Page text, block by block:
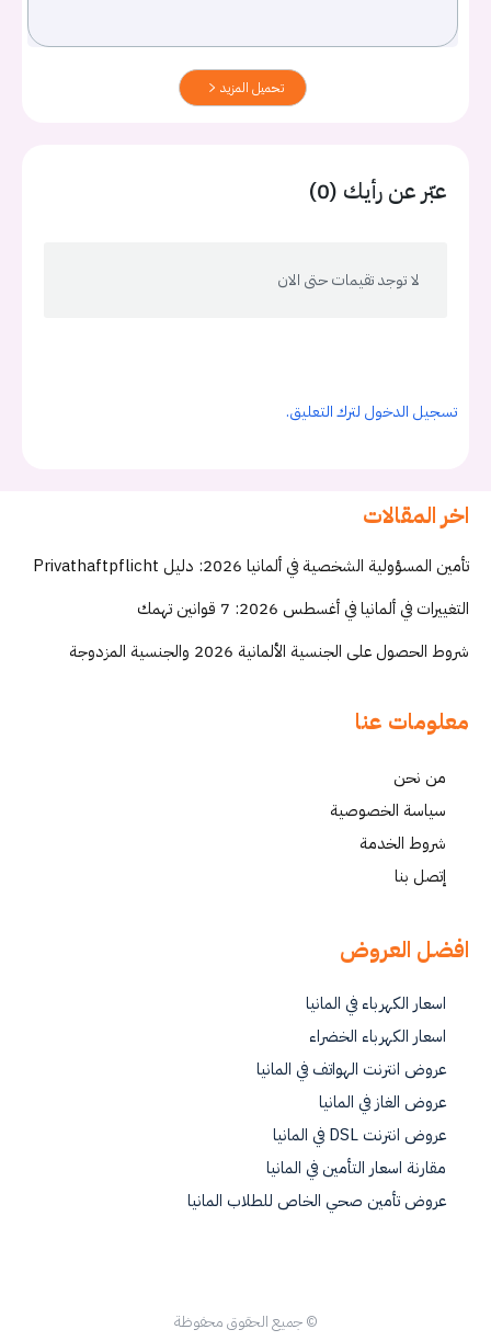
تحميل المزيد
عبّر عن رأيك (0)
لا توجد تقيمات حتى الان
تسجيل الدخول لترك التعليق.
اخر المقالات
تأمين المسؤولية الشخصية في ألمانيا 2026: دليل Privathaftpflicht
التغييرات في ألمانيا في أغسطس 2026: 7 قوانين تهمك
شروط الحصول على الجنسية الألمانية 2026 والجنسية المزدوجة
معلومات عنا
من نحن
سياسة الخصوصية
شروط الخدمة
إتصل بنا
افضل العروض
اسعار الكهرباء في المانيا
اسعار الكهرباء الخضراء
عروض انترنت الهواتف في المانيا
عروض الغاز في المانيا
عروض انترنت DSL في المانيا
مقارنة اسعار التأمين في المانيا
عروض تأمين صحي الخاص للطلاب المانيا
© جميع الحقوق محفوظة